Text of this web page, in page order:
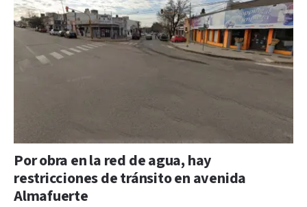
Por obra en la red de agua, hay
restricciones de tránsito en avenida
Almafuerte